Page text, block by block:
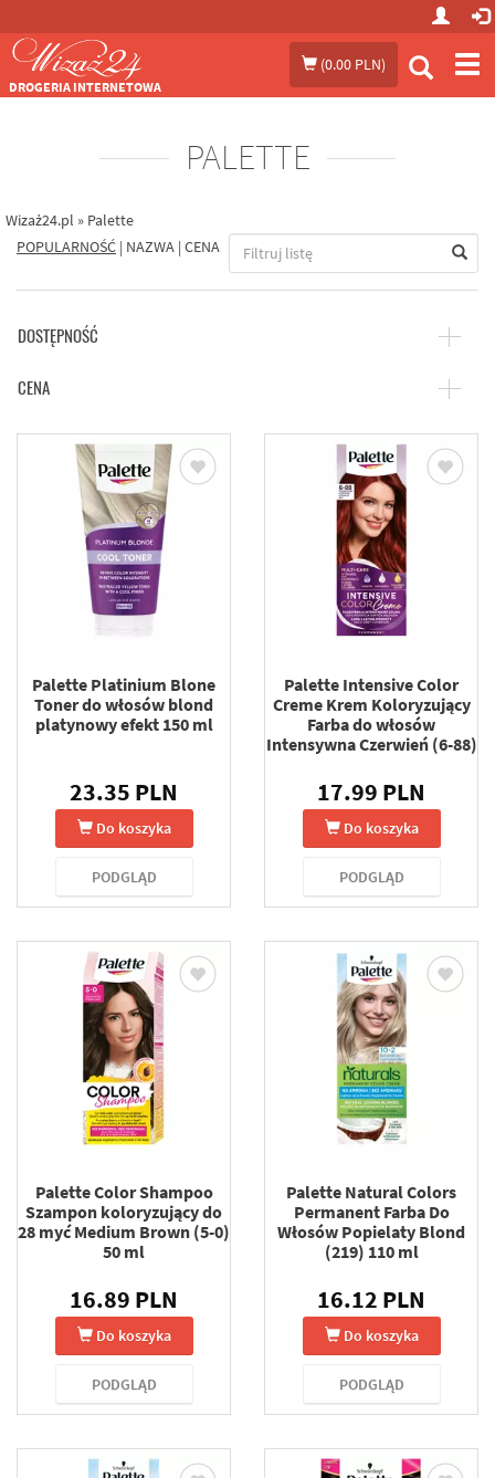
(0.00 PLN)
DROGERIA INTERNETOWA
PALETTE
Wizaż24.pl » Palette
POPULARNOŚĆ | NAZWA | CENA
DOSTĘPNOŚĆ
CENA
Palette Platinium Blone
Toner do włosów blond
platynowy efekt 150 ml
23.35 PLN
Do koszyka
PODGLĄD
Palette Intensive Color
Creme Krem Koloryzujący
Farba do włosów
Intensywna Czerwień (6-88)
17.99 PLN
Do koszyka
PODGLĄD
Palette Color Shampoo
Szampon koloryzujący do
28 myć Medium Brown (5-0)
50 ml
16.89 PLN
Do koszyka
PODGLĄD
Palette Natural Colors
Permanent Farba Do
Włosów Popielaty Blond
(219) 110 ml
16.12 PLN
Do koszyka
PODGLĄD